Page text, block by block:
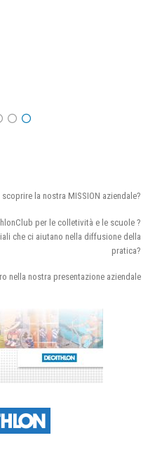
la nostra MISSION aziendale?
per le colletività e le scuole ?
che ci aiutano nella diffusione della
pratica?
nella nostra presentazione aziendale